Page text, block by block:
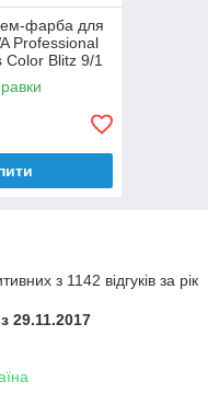
фарба для
Professional
Color Blitz 9/1
з 1142 відгуків за рік
29.11.2017